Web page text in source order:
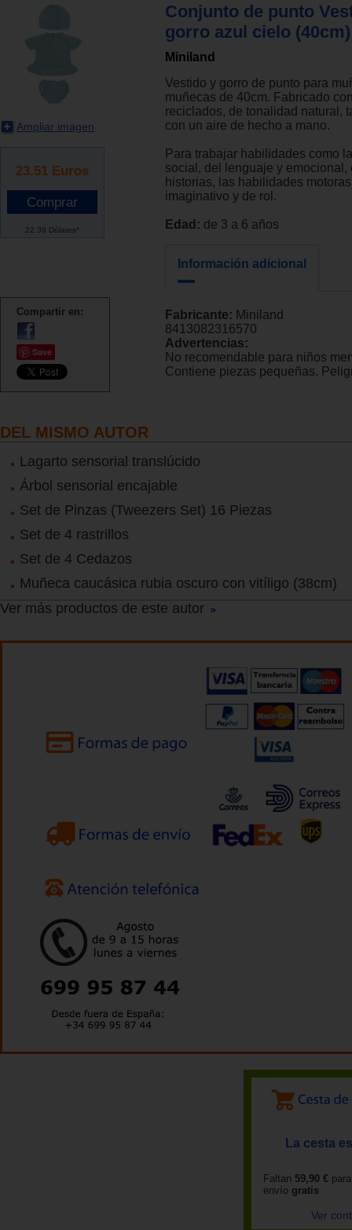
Ampliar imagen
23.51 Euros
22.39 Dólares*
Compartir en:
Save
Conjunto de punto
gorro azul cielo (40cm)
Miniland
Vestido y gorro de punto para
muñecas de 40cm. Fabricado
reciclados, de tonalidad natural,
con un aire de hecho a mano.
Para trabajar habilidades como
social, del lenguaje y emocional,
historias, las habilidades
imaginativo y de rol.
Edad: de 3 a 6 años
Información adicional
Fabricante: Miniland
8413082316570
Advertencias:
No recomendable para niños
Contiene piezas pequeñas.
DEL MISMO AUTOR
Lagarto sensorial translúcido
Árbol sensorial encajable
Set de Pinzas (Tweezers Set) 16 Piezas
Set de 4 rastrillos
Set de 4 Cedazos
Muñeca caucásica rubia oscuro con vitíligo (38cm)
Ver más productos de este autor
La cesta
Faltan 59,90 €
envío gratis
Ver